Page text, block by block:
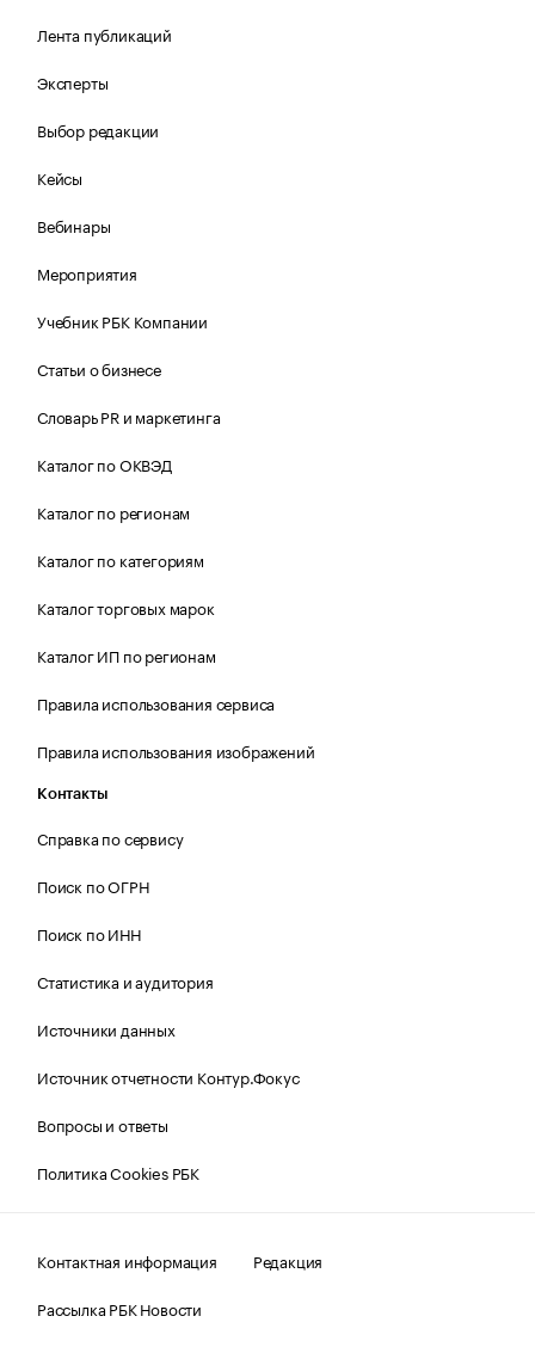
Лента публикаций
Эксперты
Выбор редакции
Кейсы
Вебинары
Мероприятия
Учебник РБК Компании
Статьи о бизнесе
Словарь PR и маркетинга
Каталог по ОКВЭД
Каталог по регионам
Каталог по категориям
Каталог торговых марок
Каталог ИП по регионам
Правила использования сервиса
Правила использования изображений
Контакты
Справка по сервису
Поиск по ОГРН
Поиск по ИНН
Статистика и аудитория
Источники данных
Источник отчетности Контур.Фокус
Вопросы и ответы
Политика Cookies РБК
Контактная информация
Редакция
Рассылка РБК Новости